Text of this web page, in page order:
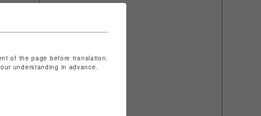
of the page before translation.
understanding in advance.